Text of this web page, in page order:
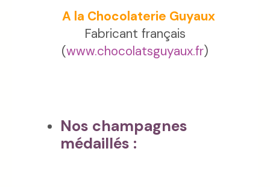
A la Chocolaterie Guyaux
Fabricant français
(www.chocolatsguyaux.fr)
Nos champagnes
médaillés :